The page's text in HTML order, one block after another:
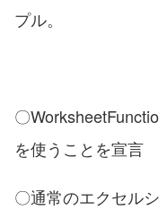
プル。
〇
を使うことを宣言
〇通常のエクセル